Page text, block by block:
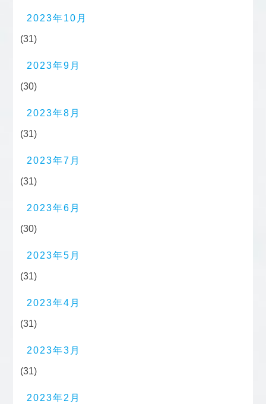
2023年10月
(31)
2023年9月
(30)
2023年8月
(31)
2023年7月
(31)
2023年6月
(30)
2023年5月
(31)
2023年4月
(31)
2023年3月
(31)
2023年2月